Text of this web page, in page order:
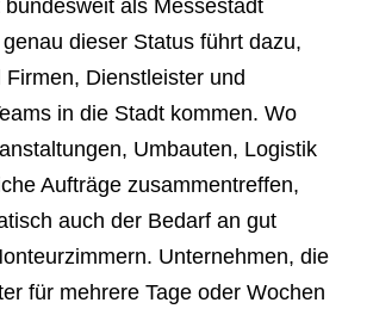
als Messestadt
dieser Status führt dazu,
Dienstleister und
in die Stadt kommen. Wo
Umbauten, Logistik
Aufträge zusammentreffen,
auch der Bedarf an gut
Unternehmen, die
für mehrere Tage oder Wochen